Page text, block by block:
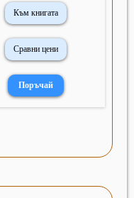
Към книгата
Сравни цени